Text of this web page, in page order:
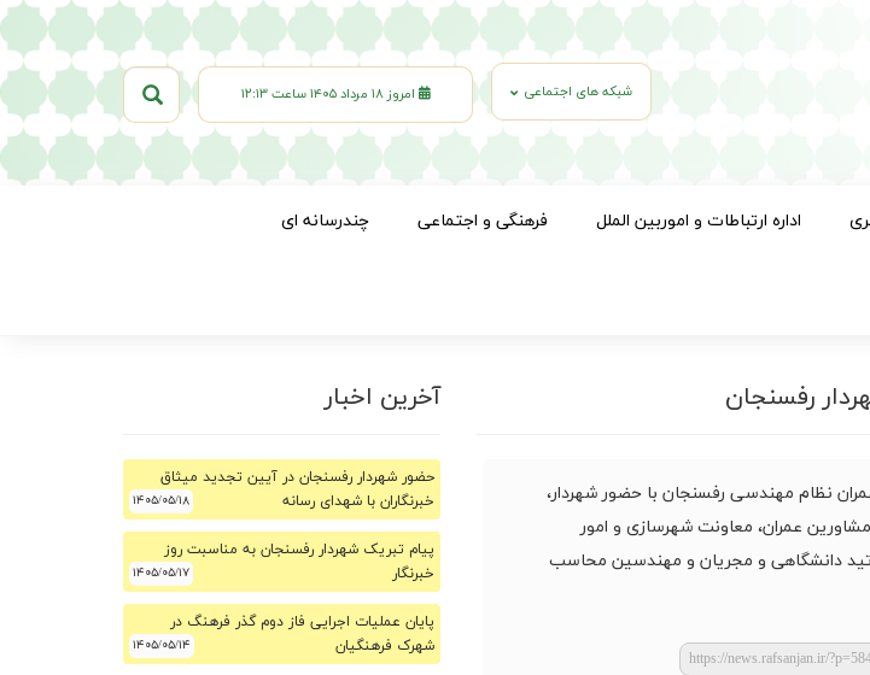
امروز ۱۸ مرداد ۱۴۰۵ ساعت ۱۲:۱۳ شبکه های اجتماعی
اداره ارتباطات و اموربین الملل فرهنگی و اجتماعی چندرسانه ای
رفسنجان
نظام مهندسی رفسنجان با حضور شهردار،
عمران، معاونت شهرسازی و امور
دانشگاهی و مجریان و مهندسین محاسب
آخرین اخبار
حضور شهردار رفسنجان در آیین تجدید میثاق
خبرنگاران با شهدای رسانه
۱۴۰۵/۰۵/۱۸
پیام تبریک شهردار رفسنجان به مناسبت روز
خبرنگار
۱۴۰۵/۰۵/۱۷
پایان عملیات اجرایی فاز دوم گذر فرهنگ در
شهرک فرهنگیان
۱۴۰۵/۰۵/۱۴